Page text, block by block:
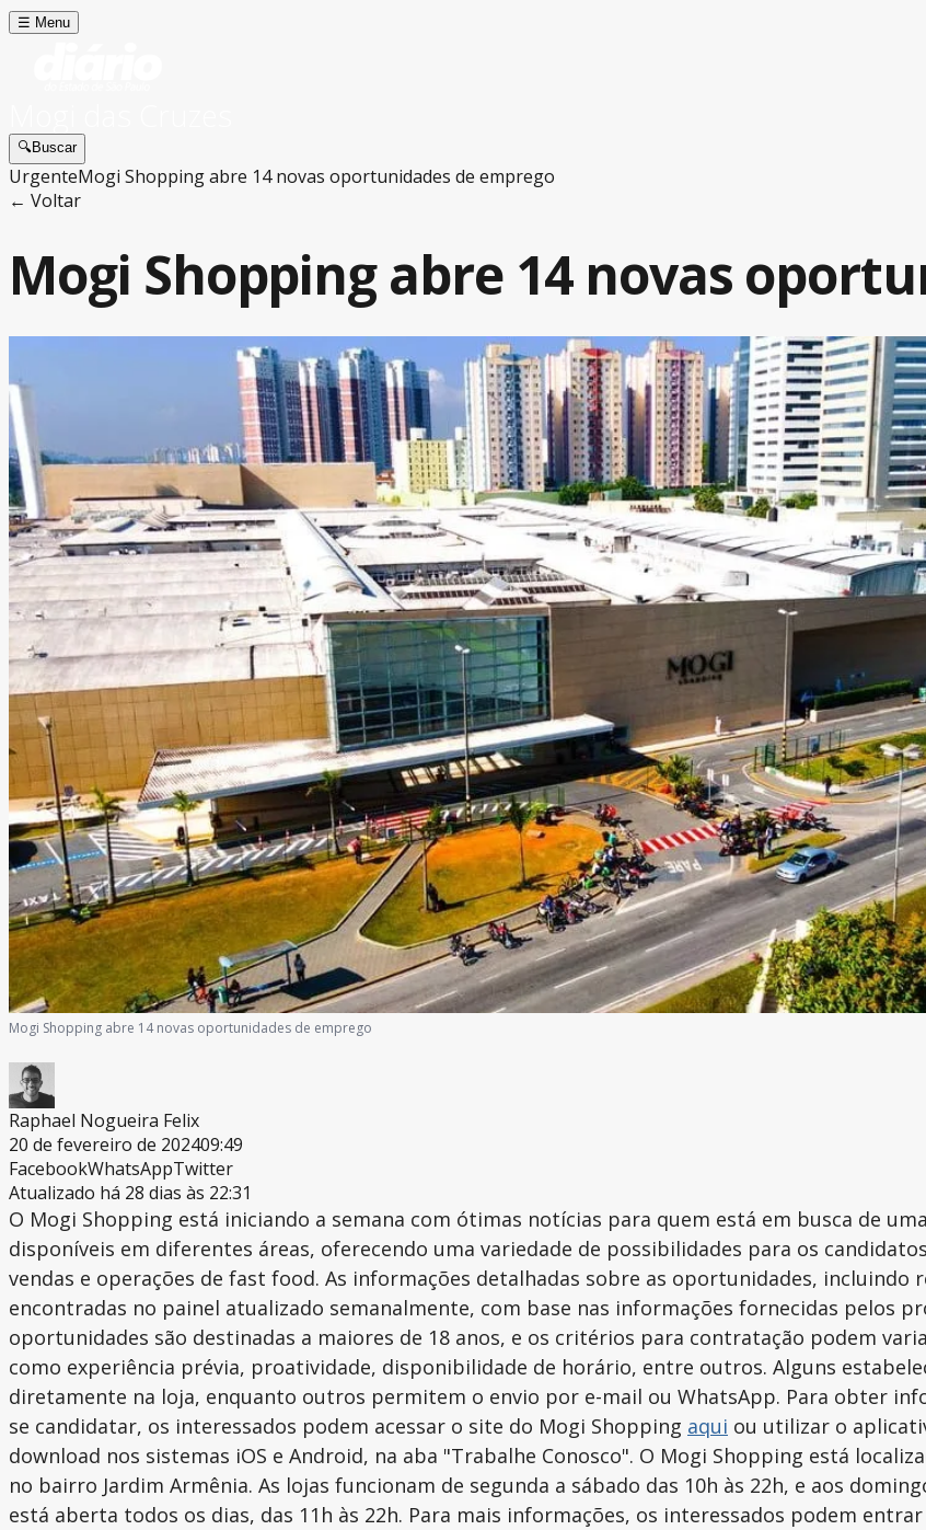
☰ Menu
🔍Buscar
UrgenteMogi Shopping abre 14 novas oportunidades de emprego
← Voltar
Mogi Shopping abre 14 novas
Mogi Shopping abre 14 novas oportunidades de emprego
Raphael Nogueira Felix
20 de fevereiro de 202409:49
FacebookWhatsAppTwitter
Atualizado há 28 dias às 22:31
O Mogi Shopping está iniciando a semana com ótimas notícias para quem está em busca de
disponíveis em diferentes áreas, oferecendo uma variedade de possibilidades para os
vendas e operações de fast food. As informações detalhadas sobre as oportunidades,
encontradas no painel atualizado semanalmente, com base nas informações fornecidas pelos
oportunidades são destinadas a maiores de 18 anos, e os critérios para contratação podem
como experiência prévia, proatividade, disponibilidade de horário, entre outros. Alguns
diretamente na loja, enquanto outros permitem o envio por e-mail ou WhatsApp. Para obter
se candidatar, os interessados podem acessar o site do Mogi Shopping aqui ou utilizar o
download nos sistemas iOS e Android, na aba "Trabalhe Conosco". O Mogi Shopping está
no bairro Jardim Armênia. As lojas funcionam de segunda a sábado das 10h às 22h, e aos
está aberta todos os dias, das 11h às 22h. Para mais informações, os interessados podem